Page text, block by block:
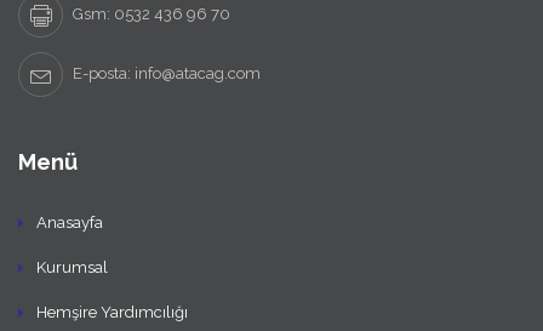
Gsm: 0532 436 96 70
E-posta: info@atacag.com
Menü
Anasayfa
Kurumsal
Hemşire Yardımcılığı